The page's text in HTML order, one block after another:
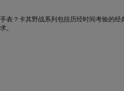
表？卡其野战系列包括历经时间考验的
。